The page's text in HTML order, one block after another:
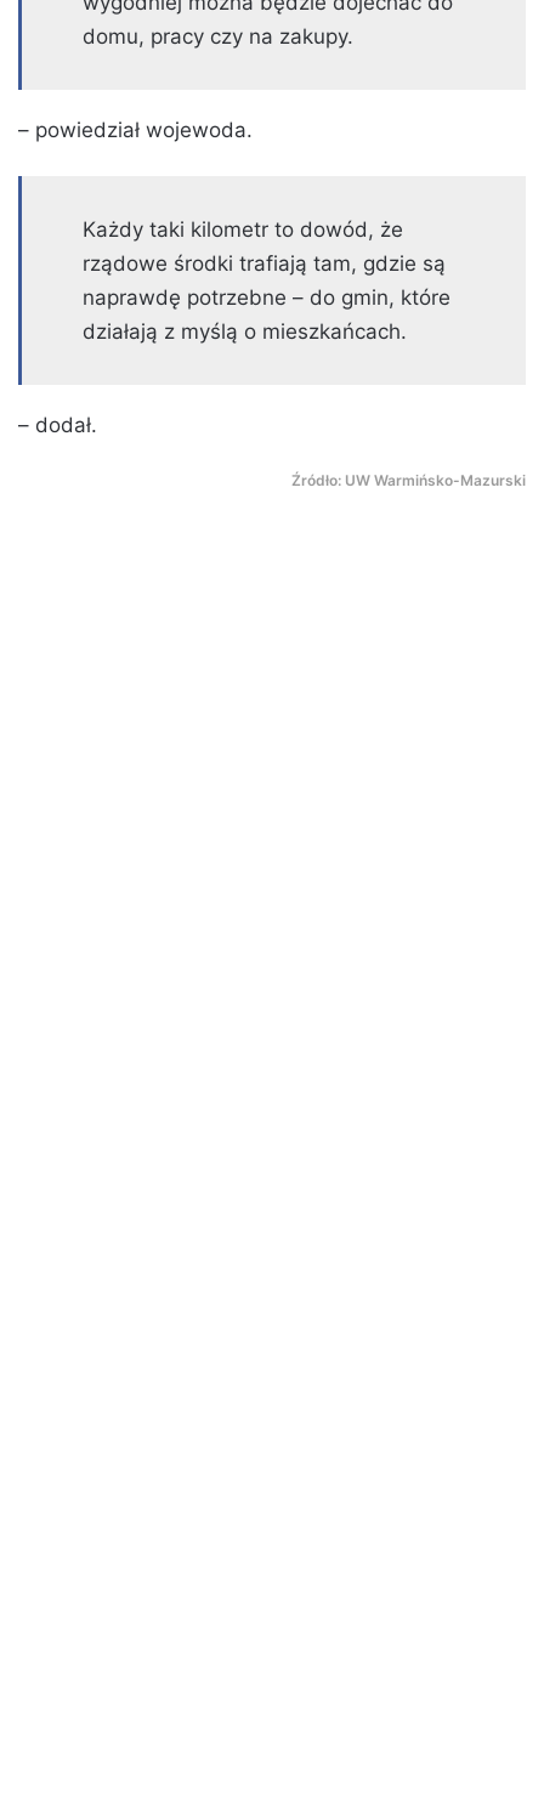
domu, pracy czy na zakupy.
– powiedział wojewoda.
Każdy taki kilometr to dowód, że
rządowe środki trafiają tam, gdzie są
naprawdę potrzebne – do gmin, które
działają z myślą o mieszkańcach.
– dodał.
Źródło: UW Warmińsko-Mazurski